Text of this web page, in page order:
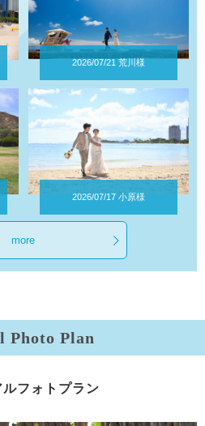
more
Photo Plan
フォト